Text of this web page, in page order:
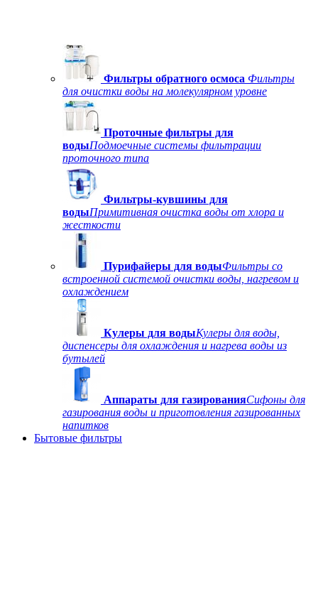
Фильтры обратного осмоса Фильтры
для очистки воды на молекулярном уровне
Проточные фильтры для
водыПодмоечные системы фильтрации
проточного типа
Фильтры-кувшины для
водыПримитивная очистка воды от хлора и
жесткости
Пурифайеры для водыФильтры со
встроенной системой очистки воды, нагревом и
охлаждением
Кулеры для водыКулеры для воды,
диспенсеры для охлаждения и нагрева воды из
бутылей
Аппараты для газированияСифоны для
газирования воды и приготовления газированных
напитков
Бытовые фильтры